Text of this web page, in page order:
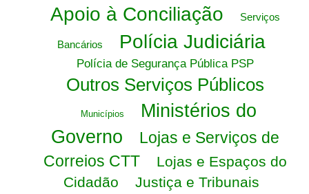
Apoio à Conciliação
Serviços
Bancários Polícia Judiciária
Polícia de Segurança Pública PSP
Outros Serviços Públicos
Municípios
Ministérios do
Governo
Lojas e Serviços de
Correios CTT
Lojas e Espaços do
Cidadão
Justiça e Tribunais